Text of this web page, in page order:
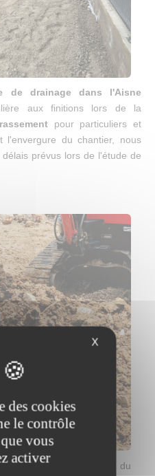
de drainage dans l'Aisne
aux finitions lors de la
pour particuliers et
l'envergure du chantier, nous
prévus lors de l'étude de
de professionnels du
X
des cookies
le contrôle
vous
activer